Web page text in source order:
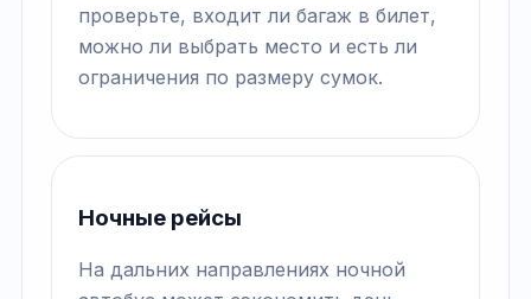
проверьте, входит ли багаж в билет,
можно ли выбрать место и есть ли
ограничения по размеру сумок.
Ночные рейсы
На дальних направлениях ночной